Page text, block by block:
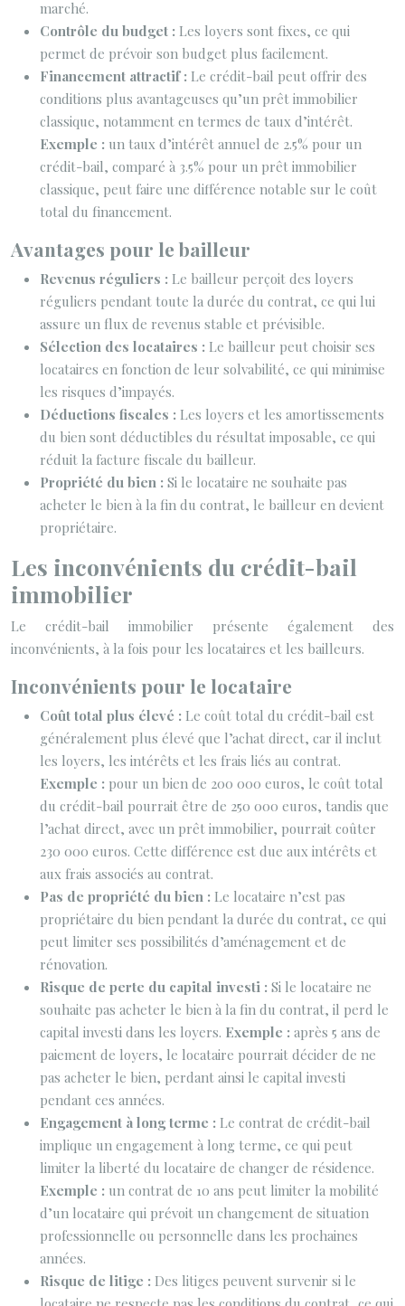
marché.
Contrôle du budget : Les loyers sont fixes, ce qui
permet de prévoir son budget plus facilement.
Financement attractif : Le crédit-bail peut offrir des
conditions plus avantageuses qu’un prêt immobilier
classique, notamment en termes de taux d’intérêt.
Exemple : un taux d’intérêt annuel de 2.5% pour un
crédit-bail, comparé à 3.5% pour un prêt immobilier
classique, peut faire une différence notable sur le coût
total du financement.
Avantages pour le bailleur
Revenus réguliers : Le bailleur perçoit des loyers
réguliers pendant toute la durée du contrat, ce qui lui
assure un flux de revenus stable et prévisible.
Sélection des locataires : Le bailleur peut choisir ses
locataires en fonction de leur solvabilité, ce qui minimise
les risques d’impayés.
Déductions fiscales : Les loyers et les amortissements
du bien sont déductibles du résultat imposable, ce qui
réduit la facture fiscale du bailleur.
Propriété du bien : Si le locataire ne souhaite pas
acheter le bien à la fin du contrat, le bailleur en devient
propriétaire.
Les inconvénients du crédit-bail
immobilier
Le crédit-bail immobilier présente également des
inconvénients, à la fois pour les locataires et les bailleurs.
Inconvénients pour le locataire
Coût total plus élevé : Le coût total du crédit-bail est
généralement plus élevé que l’achat direct, car il inclut
les loyers, les intérêts et les frais liés au contrat.
Exemple : pour un bien de 200 000 euros, le coût total
du crédit-bail pourrait être de 250 000 euros, tandis que
l’achat direct, avec un prêt immobilier, pourrait coûter
230 000 euros. Cette différence est due aux intérêts et
aux frais associés au contrat.
Pas de propriété du bien : Le locataire n’est pas
propriétaire du bien pendant la durée du contrat, ce qui
peut limiter ses possibilités d’aménagement et de
rénovation.
Risque de perte du capital investi : Si le locataire ne
souhaite pas acheter le bien à la fin du contrat, il perd le
capital investi dans les loyers. Exemple : après 5 ans de
paiement de loyers, le locataire pourrait décider de ne
pas acheter le bien, perdant ainsi le capital investi
pendant ces années.
Engagement à long terme : Le contrat de crédit-bail
implique un engagement à long terme, ce qui peut
limiter la liberté du locataire de changer de résidence.
Exemple : un contrat de 10 ans peut limiter la mobilité
d’un locataire qui prévoit un changement de situation
professionnelle ou personnelle dans les prochaines
années.
Risque de litige : Des litiges peuvent survenir si le